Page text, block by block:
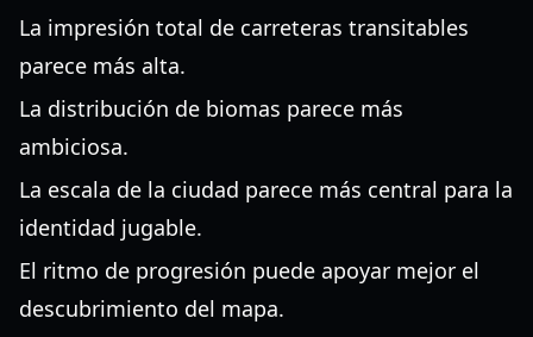
La impresión total de carreteras transitables
parece más alta.
La distribución de biomas parece más
ambiciosa.
La escala de la ciudad parece más central para la
identidad jugable.
El ritmo de progresión puede apoyar mejor el
descubrimiento del mapa.